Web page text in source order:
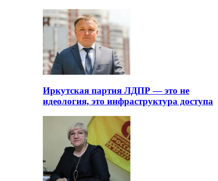
Иркутская партия ЛДПР — это не
идеология, это инфраструктура доступа